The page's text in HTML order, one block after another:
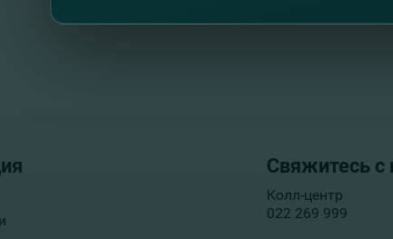
Свяжитесь с
Колл-центр
022 269 999